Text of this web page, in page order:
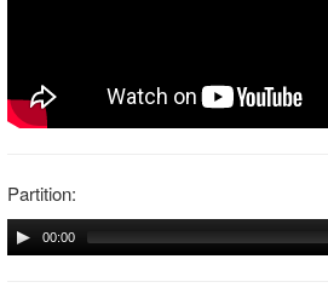
Partition:
00:00